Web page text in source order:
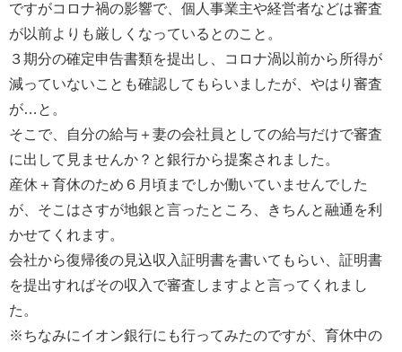
ですがコロナ禍の影響で、個人事業主や経営者などは審査
が以前よりも厳しくなっているとのこと。
３期分の確定申告書類を提出し、コロナ渦以前から所得が
減っていないことも確認してもらいましたが、やはり審査
が…と。
そこで、自分の給与＋妻の会社員としての給与だけで審査
に出して見ませんか？と銀行から提案されました。
産休＋育休のため６月頃までしか働いていませんでした
が、そこはさすが地銀と言ったところ、きちんと融通を利
かせてくれます。
会社から復帰後の見込収入証明書を書いてもらい、証明書
を提出すればその収入で審査しますよと言ってくれまし
た。
※ちなみにイオン銀行にも行ってみたのですが、育休中の